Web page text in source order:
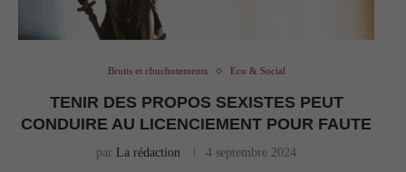
Bruits et chuchotements Eco & Social
TENIR DES PROPOS SEXISTES PEUT
CONDUIRE AU LICENCIEMENT POUR FAUTE
par La rédaction 4 septembre 2024